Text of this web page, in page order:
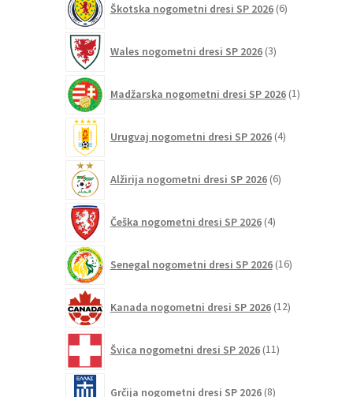
Škotska nogometni dresi SP 2026 6izdelkov
Wales nogometni dresi SP 2026 3izdelki
Madžarska nogometni dresi SP 2026 1izdelek
Urugvaj nogometni dresi SP 2026 4izdelki
Alžirija nogometni dresi SP 2026 6izdelkov
Češka nogometni dresi SP 2026 4izdelki
Senegal nogometni dresi SP 2026 16izdelkov
Kanada nogometni dresi SP 2026 12izdelkov
Švica nogometni dresi SP 2026 11izdelkov
Grčija nogometni dresi SP 2026 8